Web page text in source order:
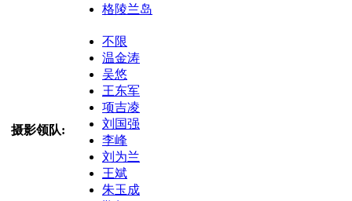
格陵兰岛
摄影领队:
不限
温金涛
吴悠
王东军
项吉凌
刘国强
李峰
刘为兰
王斌
朱玉成